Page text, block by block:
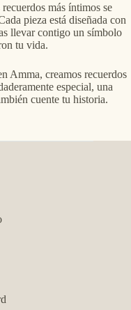
más íntimos se
pieza está diseñada con
llevar contigo un símbolo
tu vida.
Amma, creamos recuerdos
especial, una
cuente tu historia.